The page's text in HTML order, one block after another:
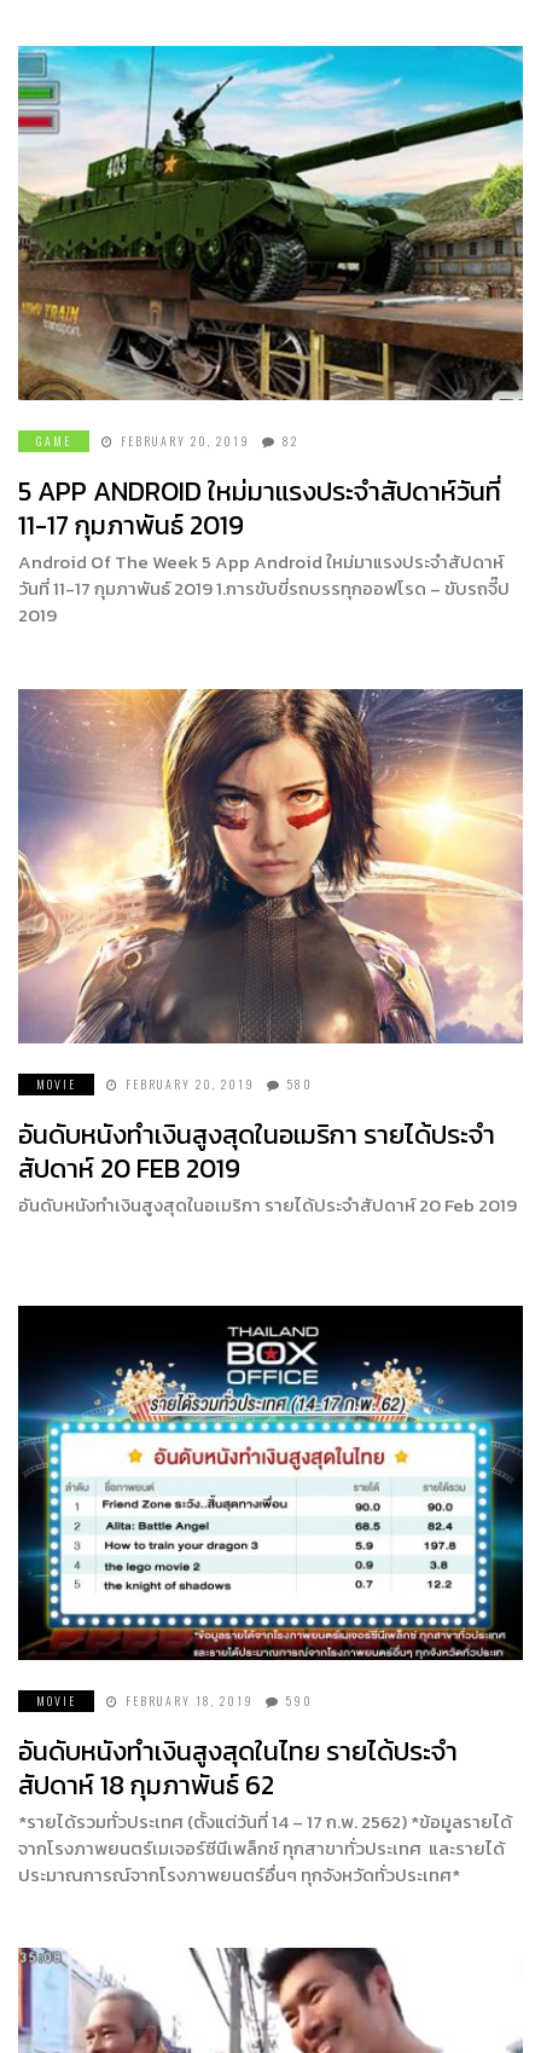
GAME FEBRUARY 20, 2019 82
5 APP ANDROID ใหม่มาแรงประจำสัปดาห์วันที่
11-17 กุมภาพันธ์ 2019
Android Of The Week 5 App Android ใหม่มาแรงประจำสัปดาห์
วันที่ 11-17 กุมภาพันธ์ 2019 1.การขับขี่รถบรรทุกออฟโรด – ขับรถจี๊ป
2019
MOVIE FEBRUARY 20, 2019 580
อันดับหนังทำเงินสูงสุดในอเมริกา รายได้ประจำ
สัปดาห์ 20 FEB 2019
อันดับหนังทำเงินสูงสุดในอเมริกา รายได้ประจำสัปดาห์ 20 Feb 2019
MOVIE FEBRUARY 18, 2019 590
อันดับหนังทำเงินสูงสุดในไทย รายได้ประจำ
สัปดาห์ 18 กุมภาพันธ์ 62
*รายได้รวมทั่วประเทศ (ตั้งแต่วันที่ 14 – 17 ก.พ. 2562) *ข้อมูลรายได้
จากโรงภาพยนตร์เมเจอร์ซีนีเพล็กซ์ ทุกสาขาทั่วประเทศ และรายได้
ประมาณการณ์จากโรงภาพยนตร์อื่นๆ ทุกจังหวัดทั่วประเทศ*